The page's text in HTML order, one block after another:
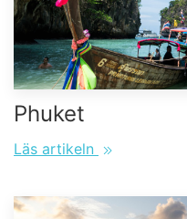
Phuket
Läs artikeln